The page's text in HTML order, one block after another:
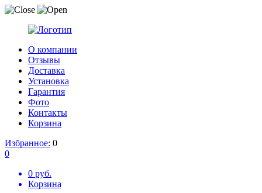
О компании
Отзывы
Доставка
Установка
Гарантия
Фото
Контакты
Корзина
Избранное: 0
0
0 руб.
Корзина